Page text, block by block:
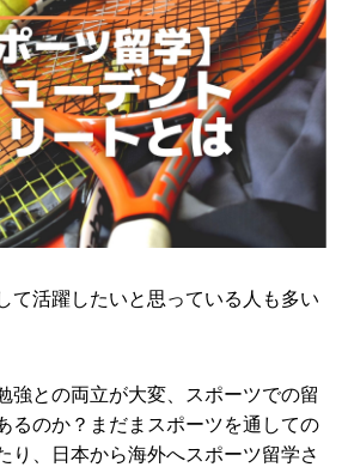
て活躍したいと思っている人も多い
強との両立が大変、スポーツでの留
るのか？まだまスポーツを通しての
り、日本から海外へスポーツ留学さ